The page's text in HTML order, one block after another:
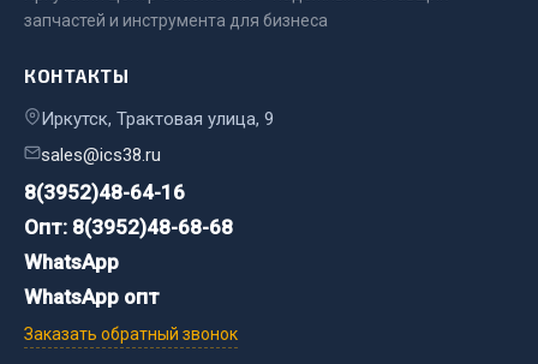
Система питания
Система выпуска газа
Система охлаждения
Коробка передач
Рулевое управление
Тормозная система
Показать ещё
запчастей и инструмента для бизнеса
КОНТАКТЫ
Иркутск, Трактовая улица, 9
sales@ics38.ru
8(3952)48-64-16
Опт: 8(3952)48-68-68
WhatsApp
WhatsApp опт
Заказать обратный звонок